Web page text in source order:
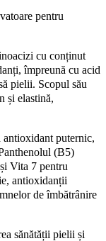
pentru
cu conținut
împreună cu acid
pielii. Scopul său
și elastină,
puternic,
(B5)
Vita 7 pentru
antioxidanții
de îmbătrânire
sănătății pielii și